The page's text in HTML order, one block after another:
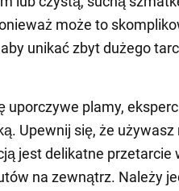
może to
unikać zbyt dużego
uporczywe plamy,
Upewnij się, że używasz
jest delikatne przetarcie
na zewnątrz. Należy